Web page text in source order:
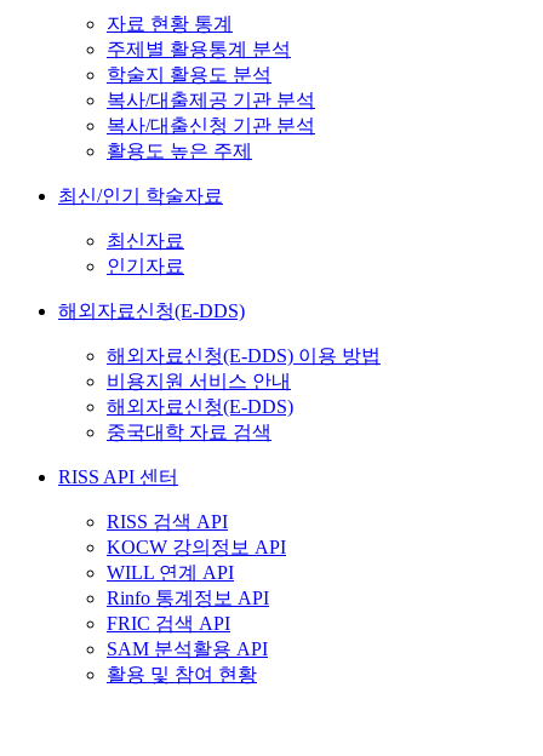
자료 현황 통계
주제별 활용통계 분석
학술지 활용도 분석
복사/대출제공 기관 분석
복사/대출신청 기관 분석
활용도 높은 주제
최신/인기 학술자료
최신자료
인기자료
해외자료신청(E-DDS)
해외자료신청(E-DDS) 이용 방법
비용지원 서비스 안내
해외자료신청(E-DDS)
중국대학 자료 검색
RISS API 센터
RISS 검색 API
KOCW 강의정보 API
WILL 연계 API
Rinfo 통계정보 API
FRIC 검색 API
SAM 분석활용 API
활용 및 참여 현황